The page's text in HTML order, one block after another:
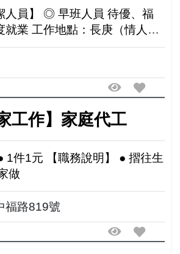
】 ◎ 早班人員 待優、福
就業 工作地點：長庚（情人
工作】家庭代工
1件1元 【職務說明】 ● 摺往生
做
福路819號